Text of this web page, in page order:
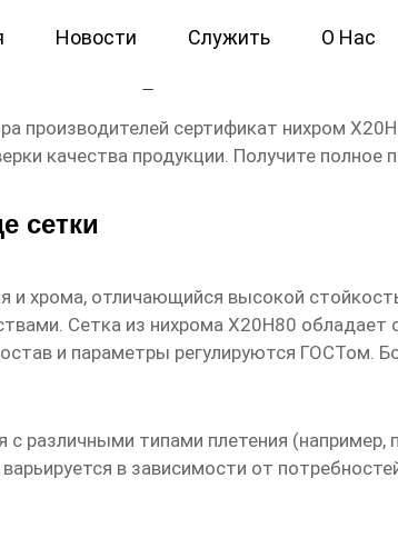
Новости Служить О Нас
Производители
производителей сертификат нихром
качества продукции. Получите
сетки
хрома, отличающийся высокой
Сетка из нихрома Х20Н80
и параметры регулируются ГОСТом.
различными типами плетения (например,
в зависимости от